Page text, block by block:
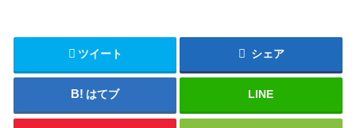
ツイート シェア
はてブ LINE